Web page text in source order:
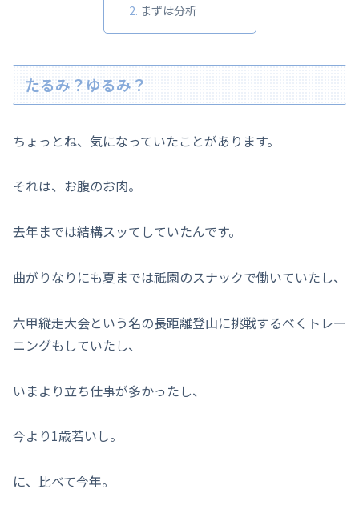
まずは分析
たるみ？ゆるみ？
ちょっとね、気になっていたことがあります。
それは、お腹のお肉。
去年までは結構スッてしていたんです。
曲がりなりにも夏までは祇園のスナックで働いていたし、
六甲縦走大会という名の長距離登山に挑戦するべくトレー
ニングもしていたし、
いまより立ち仕事が多かったし、
今より1歳若いし。
に、比べて今年。